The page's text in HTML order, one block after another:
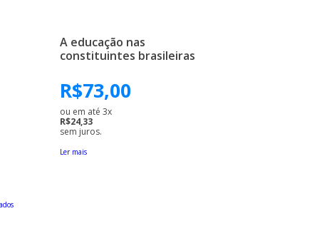
A educação nas
constituintes brasileiras
R$73,00
ou em até 3x
R$24,33
sem juros.
Ler mais